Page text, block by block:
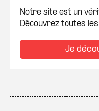
Notre site est un
Découvrez toutes
Je